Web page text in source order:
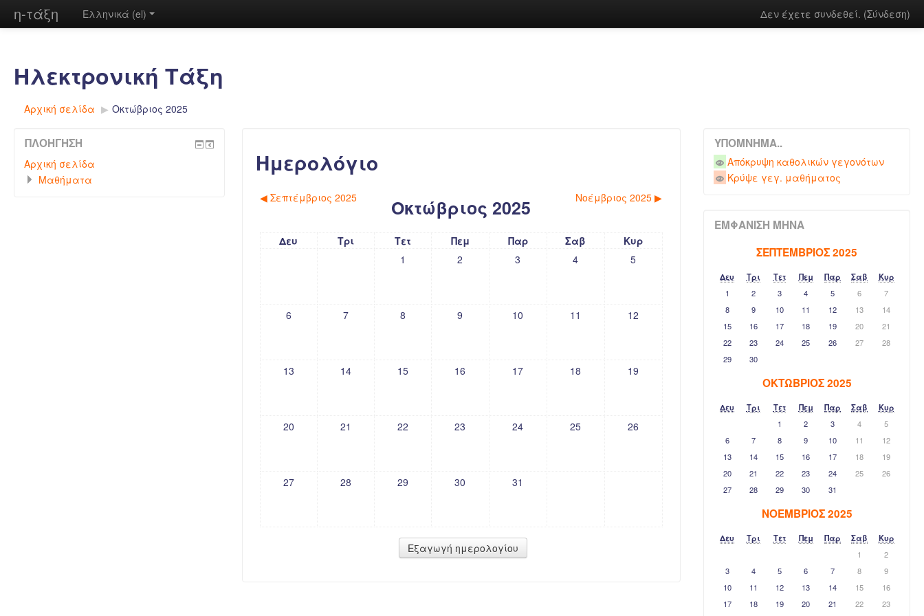
η-τάξη Δεν έχετε συνδεθεί. (Σύνδεση)
Ελληνικά ‎(el)‎
Ηλεκτρονική Τάξη
Αρχική σελίδα ▶︎ Οκτώβριος 2025
Ημερολόγιο
◀︎ Σεπτέμβριος 2025 Οκτώβριος 2025 Νοέμβριος 2025 ▶︎
Δευ Τρι Τετ Πεμ Παρ Σαβ
Κυρ
1
2 3 4 5
6 7 8 9 10 11 12
13 14 15 16 17 18 19
20 21 22 23 24 25 26
27 28 29 30 31
ΠΛΟΉΓΗΣΗ
Αρχική σελίδα
Μαθήματα
ΥΠΌΜΝΗΜΑ..
Απόκρυψη καθολικών γεγονότων
Κρύψε γεγ. μαθήματος
ΕΜΦΆΝΙΣΗ ΜΉΝΑ
ΣΕΠΤΈΜΒΡΙΟΣ 2025
Δευ Τρι Τετ Πεμ Παρ Σαβ
Κυρ
1
2 3 4 5 6
7
8
9 10 11 12 13
14
15
16 17 18 19 20
21
22
23 24 25 26 27
28
29
30
ΟΚΤΏΒΡΙΟΣ 2025
Δευ Τρι Τετ Πεμ Παρ Σαβ
Κυρ
1
2 3 4
5
6
7 8 9 10 11
12
13
14 15 16 17 18
19
20
21 22 23 24 25
26
27
28 29 30 31
ΝΟΈΜΒΡΙΟΣ 2025
Δευ Τρι Τετ Πεμ Παρ Σαβ
Κυρ
1
2
3
4 5 6 7 8
9
10
11 12 13 14 15
16
17
18 19 20 21 22
23